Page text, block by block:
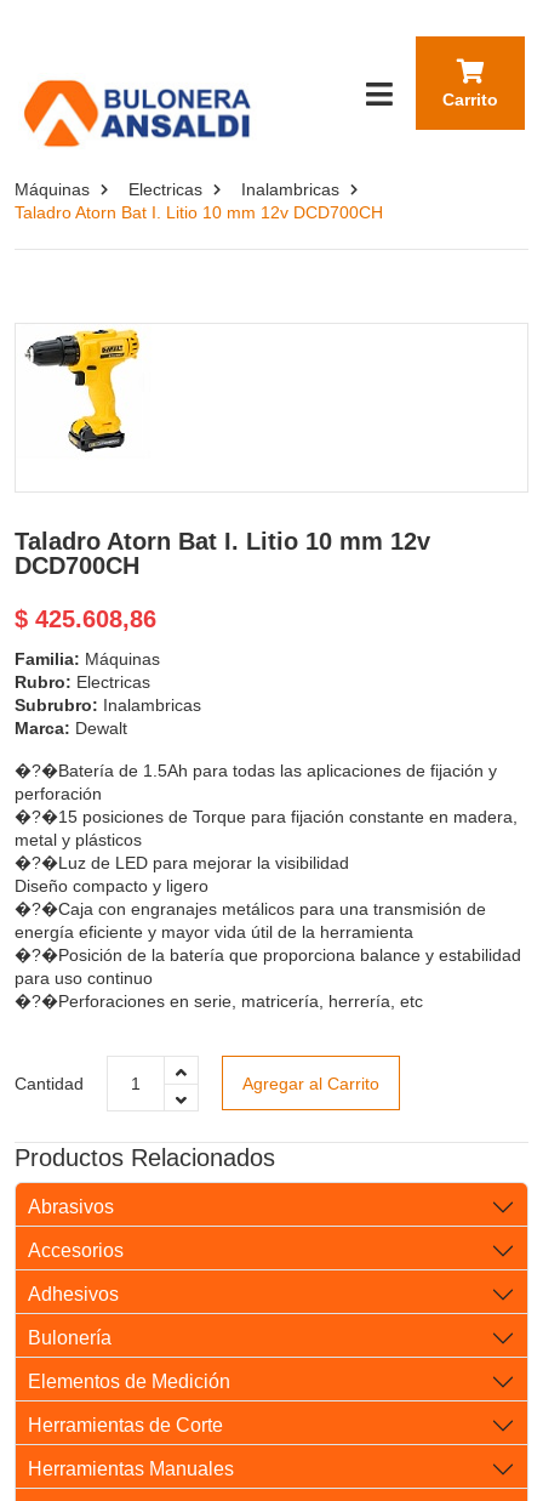
Carrito
Máquinas Electricas
Inalambricas
Taladro Atorn Bat I. Litio 10 mm 12v DCD700CH
Abrasivos
Accesorios
Adhesivos
Bulonería
Elementos de Medición
Herramientas de Corte
Herramientas Manuales
Taladro Atorn Bat I. Litio 10 mm 12v
DCD700CH
$ 425.608,86
Familia: Máquinas
Rubro: Electricas
Subrubro: Inalambricas
Marca: Dewalt
�?�Batería de 1.5Ah para todas las aplicaciones de fijación y
perforación
�?�15 posiciones de Torque para fijación constante en madera,
metal y plásticos
�?�Luz de LED para mejorar la visibilidad
Diseño compacto y ligero
�?�Caja con engranajes metálicos para una transmisión de
energía eficiente y mayor vida útil de la herramienta
�?�Posición de la batería que proporciona balance y estabilidad
para uso continuo
�?�Perforaciones en serie, matricería, herrería, etc
Cantidad Agregar al Carrito
Productos Relacionados